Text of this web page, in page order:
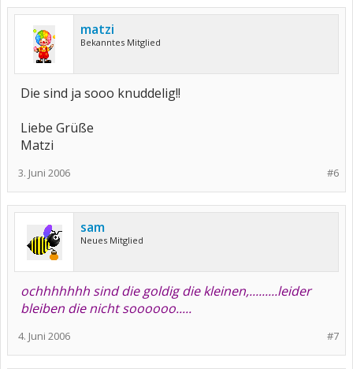
matzi
Bekanntes Mitglied
Die sind ja sooo knuddelig!!
Liebe Grüße
Matzi
#6
3. Juni 2006
sam
Neues Mitglied
ochhhhhhh sind die goldig die kleinen,.........leider
bleiben die nicht soooooo.....
#7
4. Juni 2006